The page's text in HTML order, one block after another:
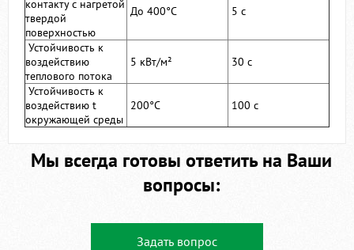
контакту с нагретой
твердой
поверхностью
До 400°С 5 с
Устойчивость к
воздействию
теплового потока
5 кВт/м² 30 с
Устойчивость к
воздействию t
окружающей среды
200°С 100 с
Мы всегда готовы ответить на Ваши
вопросы:
Задать вопрос